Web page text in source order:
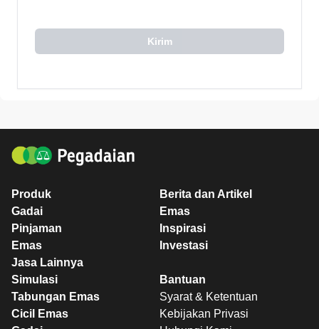
Kirim
Produk
Gadai
Pinjaman
Emas
Jasa Lainnya
Berita dan Artikel
Emas
Inspirasi
Investasi
Simulasi
Tabungan Emas
Cicil Emas
Bantuan
Syarat & Ketentuan
Kebijakan Privasi